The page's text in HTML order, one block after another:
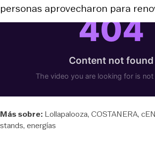
personas aprovecharon para
Más sobre: Lollapalooza COSTANERA
stands energías